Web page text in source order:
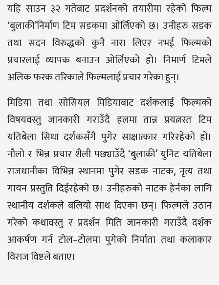
यहि साउन ३२ गतेबाट प्रदर्शनको तयारीमा रहेको फिल्म
‘बुलाकी’निर्माण टिम सडकमा ओर्लिएको छ। उनीहरु सडक
तथा सदन विरुद्धको कुनै नारा लिएर नभई फिल्मको
प्रचारलाई व्यापक बनाउन ओर्लिएको हो। निमार्ण टिमले
अलिक फरक तरिकाले फिल्मलाई प्रचार गरेका हुन्।
मिडिया तथा सोसियल मिडियाबाट दर्शकलाई फिल्मको
विषयवस्तु जानकारी गराउँदै हलमा तान्न प्रयत्नरत टिम
यतिबेला सिधा दर्शकसँगै पुगेर साक्षात्कार गरिरहेको हो।
नौलो र भिन्न प्रचार शैली पछ्याउँदै ‘बुलाकी’ युनिट यतिबेला
राजधानीका विभिन्न स्थानमा पुगेर सडक नाटक, नृत्य तथा
गायन प्रस्तुति दिईरहेको छ। उनीहरुको नाटक हेर्नका लागि
स्थानीय दर्शकले बलियो साथ दिएका छन्। फिल्मले उठान
गरेको कथावस्तु र प्रदर्शन मिति जानकारी गराउँदै दर्शक
आकर्षण गर्न टोल–टोलमा पुगेको निर्माता तथा कलाकार
विराज विष्टले बताए।